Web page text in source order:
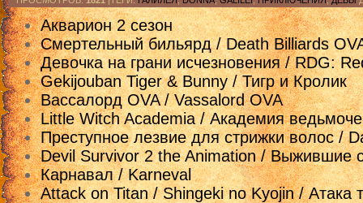
Акварион 2 сезон
Смертельный бильярд / Death Billiards
Девочка на грани исчезновения / RDG:
Gekijouban Tiger & Bunny / Тигр и Кролик
Вассалорд OVA / Vassalord OVA
Little Witch Academia / Академия
Преступное лезвие для стрижки волос /
Devil Survivor 2 the Animation / Выжившие
Карнавал / Karneval
Attack on Titan / Shingeki no Kyojin / Атака